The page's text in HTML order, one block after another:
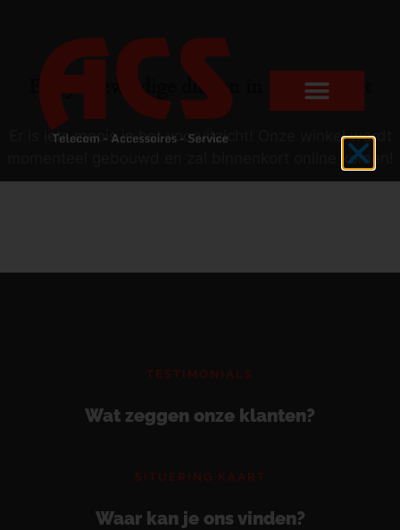
Er zijn geweldige dingen in het verschiet
Er is iets moois in het vooruitzicht! Onze winkel wordt
momenteel gebouwd en zal binnenkort online komen!
TESTIMONIALS
Wat zeggen onze klanten?
SITUERING KAART
Waar kan je ons vinden?